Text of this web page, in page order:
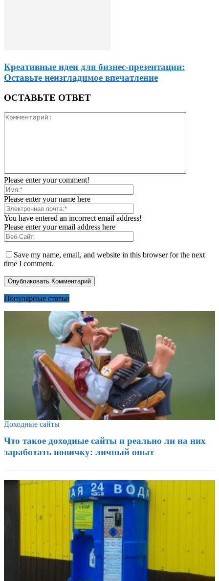
Креативные идеи для бизнес-презентации:
Оставьте неизгладимое впечатление
ОСТАВЬТЕ ОТВЕТ
Please enter your comment!
Please enter your name here
You have entered an incorrect email address!
Please enter your email address here
Save my name, email, and website in this browser for the next
time I comment.
Популярные статьи
Доходные сайты
Что такое доходные сайты и реально ли на них
заработать новичку: личный опыт